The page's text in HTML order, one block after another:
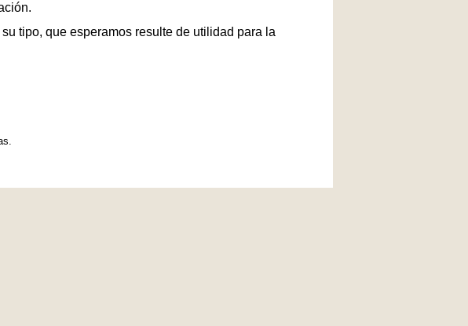
tipo, que esperamos resulte de utilidad para la